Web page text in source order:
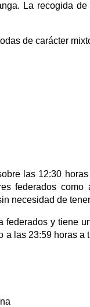
La recogida
de carácter
las 12:30
federados
necesidad de
federados y tiene
a las 23:59 horas